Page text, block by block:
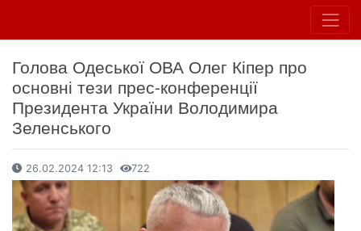
Голова Одеської ОВА Олег Кіпер про
основні тези прес-конференції
Президента України Володимира
Зеленського
26.02.2024 12:13 722